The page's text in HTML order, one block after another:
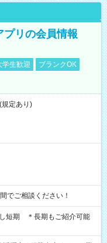
プリの会員情報
学生歓迎
ブランクOK
定あり)
9時～21時間でご相談ください！
短期 ＊長期もご紹介可能